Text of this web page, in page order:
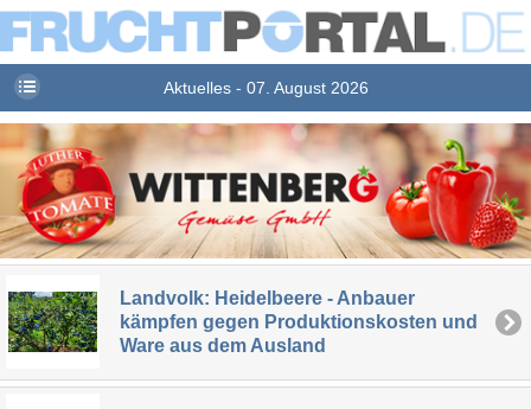
Aktuelles - 07. August 2026
Landvolk: Heidelbeere - Anbauer
kämpfen gegen Produktionskosten und
Ware aus dem Ausland